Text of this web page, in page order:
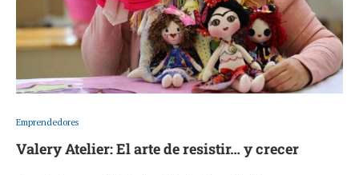
Emprendedores
Valery Atelier: El arte de resistir… y crecer